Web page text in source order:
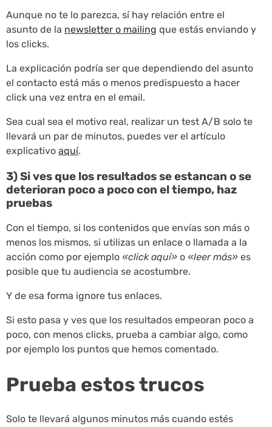
Aunque no te lo parezca, sí hay relación entre el
asunto de la newsletter o mailing que estás enviando y
los clicks.
La explicación podría ser que dependiendo del asunto
el contacto está más o menos predispuesto a hacer
click una vez entra en el email.
Sea cual sea el motivo real, realizar un test A/B solo te
llevará un par de minutos, puedes ver el artículo
explicativo aquí.
3) Si ves que los resultados se estancan o se
deterioran poco a poco con el tiempo, haz
pruebas
Con el tiempo, si los contenidos que envías son más o
menos los mismos, si utilizas un enlace o llamada a la
acción como por ejemplo «click aquí» o «leer más» es
posible que tu audiencia se acostumbre.
Y de esa forma ignore tus enlaces.
Si esto pasa y ves que los resultados empeoran poco a
poco, con menos clicks, prueba a cambiar algo, como
por ejemplo los puntos que hemos comentado.
Prueba estos trucos
Solo te llevará algunos minutos más cuando estés